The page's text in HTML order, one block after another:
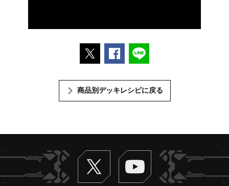
ポストするFacebookでシェアする
商品別デッキレシピに戻る
Twitter ヴァンガードch